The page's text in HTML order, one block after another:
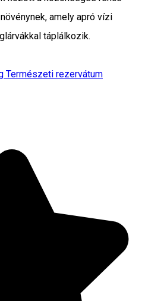
amely apró vízi
táplálkozik.
Természeti rezervátum